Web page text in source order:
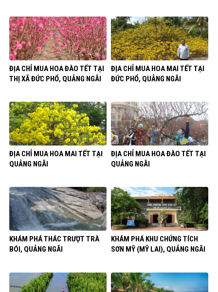
ĐỊA CHỈ MUA HOA ĐÀO TẾT TẠI
THỊ XÃ ĐỨC PHỔ, QUẢNG NGÃI
ĐỊA CHỈ MUA HOA MAI TẾT TẠI
ĐỨC PHỔ, QUẢNG NGÃI
ĐỊA CHỈ MUA HOA MAI TẾT TẠI
QUẢNG NGÃI
ĐỊA CHỈ MUA HOA ĐÀO TẾT TẠI
QUẢNG NGÃI
KHÁM PHÁ THÁC TRƯỢT TRÀ
BÓI, QUẢNG NGÃI
KHÁM PHÁ KHU CHỨNG TÍCH
SƠN MỸ (MỸ LAI), QUẢNG NGÃI